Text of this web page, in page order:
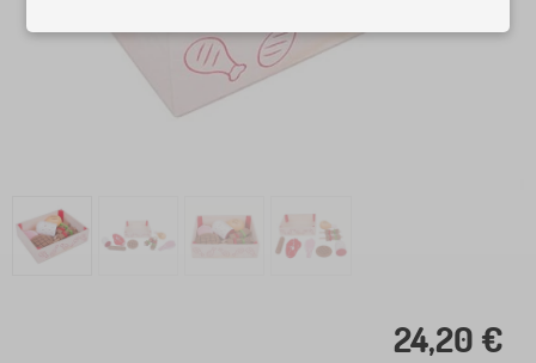
24,20 €